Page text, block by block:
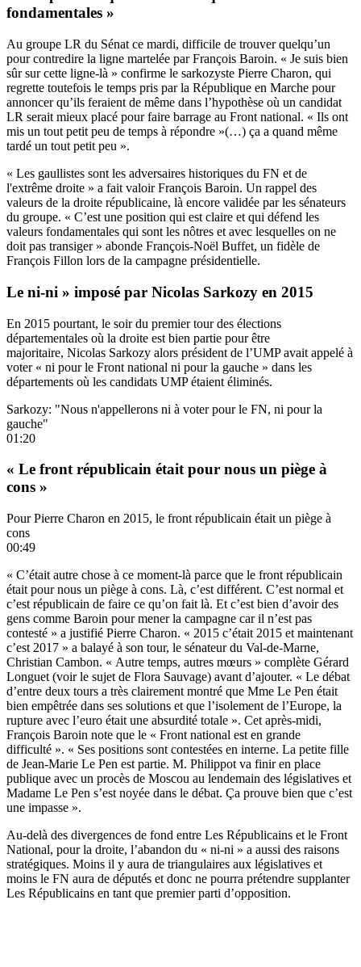
fondamentales »
Au groupe LR du Sénat ce mardi, difficile de trouver quelqu’un
pour contredire la ligne martelée par François Baroin. « Je suis bien
sûr sur cette ligne-là » confirme le sarkozyste Pierre Charon, qui
regrette toutefois le temps pris par la République en Marche pour
annoncer qu’ils feraient de même dans l’hypothèse où un candidat
LR serait mieux placé pour faire barrage au Front national. « Ils ont
mis un tout petit peu de temps à répondre »(…) ça a quand même
tardé un tout petit peu ».
« Les gaullistes sont les adversaires historiques du FN et de
l'extrême droite » a fait valoir François Baroin. Un rappel des
valeurs de la droite républicaine, là encore validée par les sénateurs
du groupe. « C’est une position qui est claire et qui défend les
valeurs fondamentales qui sont les nôtres et avec lesquelles on ne
doit pas transiger » abonde François-Noël Buffet, un fidèle de
François Fillon lors de la campagne présidentielle.
Le ni-ni » imposé par Nicolas Sarkozy en 2015
En 2015 pourtant, le soir du premier tour des élections
départementales où la droite est bien partie pour être
majoritaire, Nicolas Sarkozy alors président de l’UMP avait appelé à
voter « ni pour le Front national ni pour la gauche » dans les
départements où les candidats UMP étaient éliminés.
Sarkozy: "Nous n'appellerons ni à voter pour le FN, ni pour la
gauche"
01:20
« Le front républicain était pour nous un piège à
cons »
Pour Pierre Charon en 2015, le front républicain était un piège à
cons
00:49
« C’était autre chose à ce moment-là parce que le front républicain
était pour nous un piège à cons. Là, c’est différent. C’est normal et
c’est républicain de faire ce qu’on fait là. Et c’est bien d’avoir des
gens comme Baroin pour mener la campagne car il n’est pas
contesté » a justifié Pierre Charon. « 2015 c’était 2015 et maintenant
c’est 2017 » a balayé à son tour, le sénateur du Val-de-Marne,
Christian Cambon. « Autre temps, autres mœurs » complète Gérard
Longuet (voir le sujet de Flora Sauvage) avant d’ajouter. « Le débat
d’entre deux tours a très clairement montré que Mme Le Pen était
bien empêtrée dans ses solutions et que l’isolement de l’Europe, la
rupture avec l’euro était une absurdité totale ». Cet après-midi,
François Baroin note que le « Front national est en grande
difficulté ». « Ses positions sont contestées en interne. La petite fille
de Jean-Marie Le Pen est partie. M. Philippot va finir en place
publique avec un procès de Moscou au lendemain des législatives et
Madame Le Pen s’est noyée dans le débat. Ça prouve bien que c’est
une impasse ».
Au-delà des divergences de fond entre Les Républicains et le Front
National, pour la droite, l’abandon du « ni-ni » a aussi des raisons
stratégiques. Moins il y aura de triangulaires aux législatives et
moins le FN aura de députés et donc ne pourra prétendre supplanter
Les Républicains en tant que premier parti d’opposition.